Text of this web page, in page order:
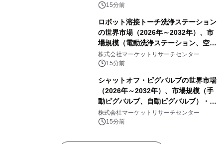
15分前
ロボット溶接トーチ洗浄ステーション
の世界市場（2026年～2032年）、市
場規模（電動洗浄ステーション、空圧
洗浄ステーション）・分析レポートを
発表
株式会社マーケットリサーチセンター
15分前
シャットオフ・ピグバルブの世界市場
（2026年～2032年）、市場規模（手
動ピグバルブ、自動ピグバルブ）・分
析レポートを発表
株式会社マーケットリサーチセンター
15分前